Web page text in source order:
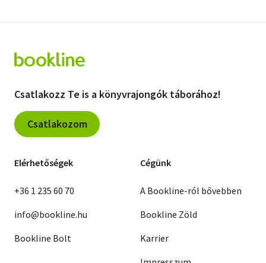
Csatlakozz Te is a könyvrajongók táborához!
Csatlakozom
Elérhetőségek
+36 1 235 60 70
info@bookline.hu
Bookline Bolt
Cégünk
A Bookline-ról bővebben
Bookline Zöld
Karrier